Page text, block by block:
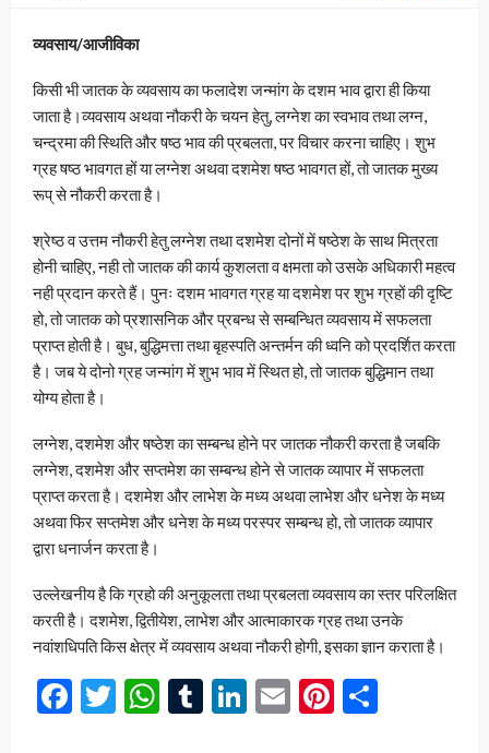
व्यवसाय/आजीविका
किसी भी जातक के व्यवसाय का फलादेश जन्मांग के दशम भाव द्वारा ही किया
जाता है।व्यवसाय अथवा नौकरी के चयन हेतु, लग्नेश का स्वभाव तथा लग्न,
चन्द्रमा की स्थिति और षष्ठ भाव की प्रबलता, पर विचार करना चाहिए। शुभ
ग्रह षष्ठ भावगत हों या लग्नेश अथवा दशमेश षष्ठ भावगत हों, तो जातक मुख्य
रूप् से नौकरी करता है।
श्रेष्ठ व उत्तम नौकरी हेतु लग्नेश तथा दशमेश दोनों में षष्ठेश के साथ मित्रता
होनी चाहिए, नही तो जातक की कार्य कुशलता व क्षमता को उसके अधिकारी महत्व
नही प्रदान करते हैं। पुनः दशम भावगत ग्रह या दशमेश पर शुभ ग्रहों की दृष्टि
हो, तो जातक को प्रशासनिक और प्रबन्ध से सम्बन्धित व्यवसाय में सफलता
प्राप्त होती है। बुध, बुद्धिमत्ता तथा बृहस्पति अन्तर्मन की ध्वनि को प्रदर्शित करता
है। जब ये दोनो ग्रह जन्मांग में शुभ भाव में स्थित हो, तो जातक बुद्धिमान तथा
योग्य होता है।
लग्नेश, दशमेश और षष्ठेश का सम्बन्ध होने पर जातक नौकरी करता है जबकि
लग्नेश, दशमेश और सप्तमेश का सम्बन्ध होने से जातक व्यापार में सफलता
प्राप्त करता है। दशमेश और लाभेश के मध्य अथवा लाभेश और धनेश के मध्य
अथवा फिर सप्तमेश और धनेश के मध्य परस्पर सम्बन्ध हो, तो जातक व्यापार
द्वारा धनार्जन करता है।
उल्लेखनीय है कि ग्रहो की अनुकूलता तथा प्रबलता व्यवसाय का स्तर परिलक्षित
करती है। दशमेश, द्वितीयेश, लाभेश और आत्माकारक ग्रह तथा उनके
नवांशधिपति किस क्षेत्र में व्यवसाय अथवा नौकरी होगी, इसका ज्ञान कराता है।
Facebook
Twitter
WhatsApp
Tumblr
LinkedIn
EmailPinterest